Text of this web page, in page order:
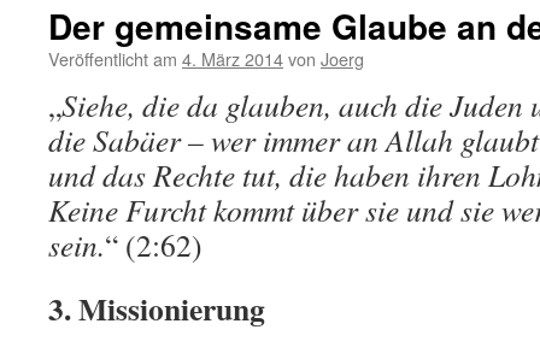
Der gemeinsame Glaube an
Veröffentlicht am 4. März 2014von Joerg
„Siehe, die da glauben, auch die
die Sabäer – wer immer an Allah
und das Rechte tut, die haben ihren
Keine Furcht kommt über sie und sie
sein.“ (2:62)
3. Missionierung